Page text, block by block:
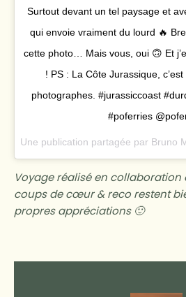
Surtout devant un tel paysage et
qui envoie vraiment du lourd 🔥
cette photo… Mais vous, oui 🙃 Et
! PS : La Côte Jurassique,
photographes. #jurassiccoast
#poferries
Une publication partagée par Bruno
Voyage réalisé en collaboration
coups de cœur & reco restent
propres appréciations 🙂